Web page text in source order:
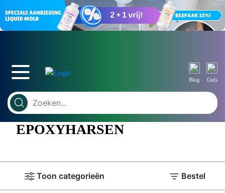
Blog Gids
EPOXYHARSEN
Toon categorieën Bestel